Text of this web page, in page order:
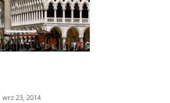
wrz 23, 2014